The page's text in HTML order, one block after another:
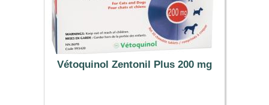
Vétoquinol Zentonil Plus 200 mg